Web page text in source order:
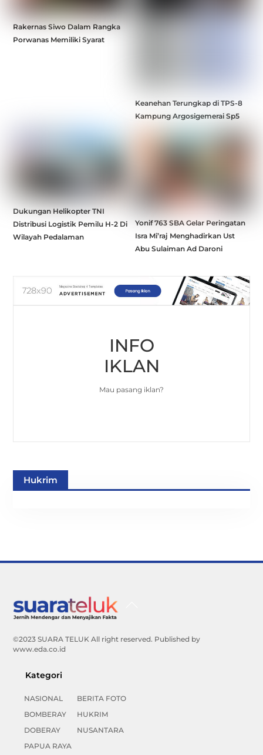
Rakernas Siwo Dalam Rangka
Porwanas Memiliki Syarat
Keanehan Terungkap di TPS-8
Kampung Argosigemerai Sp5
Dukungan Helikopter TNI
Distribusi Logistik Pemilu H-2 Di
Wilayah Pedalaman
Yonif 763 SBA Gelar Peringatan
Isra Mi’raj Menghadirkan Ust
Abu Sulaiman Ad Daroni
INFO
IKLAN
Mau pasang iklan?
Hukrim
©2023 SUARA TELUK All right reserved. Published by
www.eda.co.id
Kategori
NASIONAL
BOMBERAY
DOBERAY
PAPUA RAYA
BERITA FOTO
HUKRIM
NUSANTARA